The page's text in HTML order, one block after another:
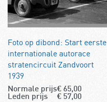
Foto op dibond: Start eerste
internationale autorace
stratencircuit Zandvoort
1939
Normale prijs€ 65,00
Leden prijs
€ 57,00